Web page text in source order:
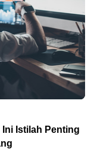
Ini Istilah Penting